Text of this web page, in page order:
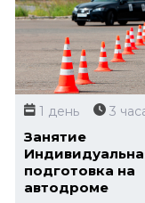
1 день 3
Занятие
подготовка на
автодроме